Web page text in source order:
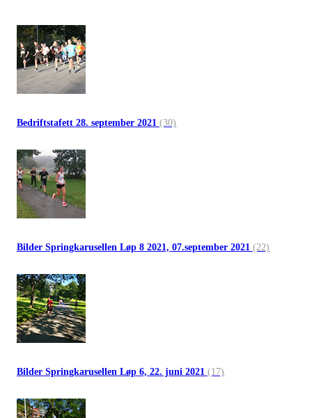
Bedriftstafett 28. september 2021 (30)
Bilder Springkarusellen Løp 8 2021, 07.september 2021 (22)
Bilder Springkarusellen Løp 6, 22. juni 2021 (17)